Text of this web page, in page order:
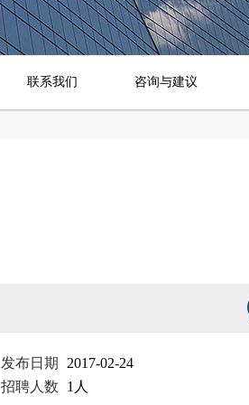
联系我们 咨询与建议
发布日期
2017-02-24
招聘人数 1人